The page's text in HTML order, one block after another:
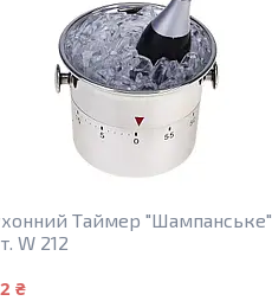
Таймер "Шампанське"
W 212
₴